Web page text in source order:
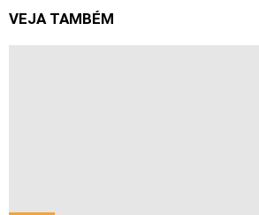
VEJA TAMBÉM